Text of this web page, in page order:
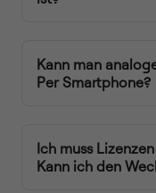
Kann man
Per Smartphone?
Ich muss
Kann ich den